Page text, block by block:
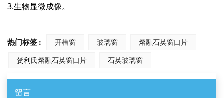
3.生物显微成像。
热门标签 : 开槽窗 玻璃窗
熔融石英窗口片
贺利氏熔融石英窗口片
石英玻璃窗
留言